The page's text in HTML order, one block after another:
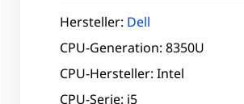
Hersteller: Dell
CPU-Generation: 8350U
CPU-Hersteller: Intel
CPU-Serie: i5